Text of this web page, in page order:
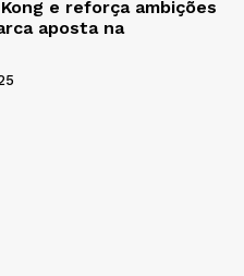
e reforça ambições
aposta na